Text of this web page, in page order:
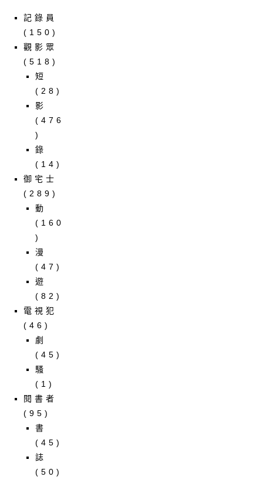
記錄員
(150)
觀影眾
(518)
短
(28)
影
(476
)
錄
(14)
御宅士
(289)
動
(160
)
漫
(47)
遊
(82)
電視犯
(46)
劇
(45)
騷
(1)
閱書者
(95)
書
(45)
誌
(50)